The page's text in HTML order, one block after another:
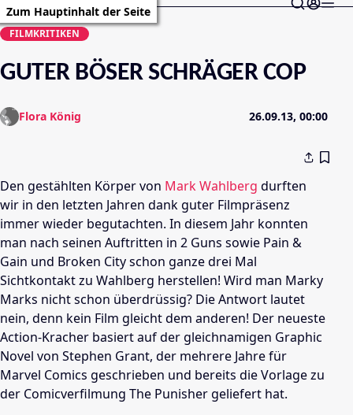
Zum Hauptinhalt der Seite
FILMKRITIKEN
GUTER BÖSER SCHRÄGER COP
Flora König 26.09.13, 00:00
Den gestählten Körper von Mark Wahlberg durften
wir in den letzten Jahren dank guter Filmpräsenz
immer wieder begutachten. In diesem Jahr konnten
man nach seinen Auftritten in 2 Guns sowie Pain &
Gain und  Broken City schon ganze drei Mal
Sichtkontakt zu Wahlberg herstellen! Wird man Marky
Marks  nicht schon überdrüssig? Die Antwort lautet
nein, denn kein Film gleicht dem anderen! Der neueste
Action-Kracher basiert auf der gleichnamigen Graphic
Novel von Stephen Grant, der mehrere Jahre für
Marvel Comics geschrieben und bereits die Vorlage zu
der Comicverfilmung The Punisher geliefert hat.